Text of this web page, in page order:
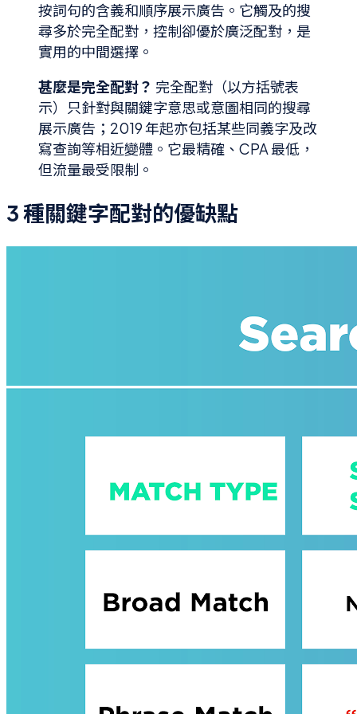
按詞句的含義和順序展示廣告。它觸及的搜
尋多於完全配對，控制卻優於廣泛配對，是
實用的中間選擇。
甚麼是完全配對？ 完全配對（以方括號表
示）只針對與關鍵字意思或意圖相同的搜尋
展示廣告；2019 年起亦包括某些同義字及改
寫查詢等相近變體。它最精確、CPA 最低，
但流量最受限制。
3 種關鍵字配對的優缺點